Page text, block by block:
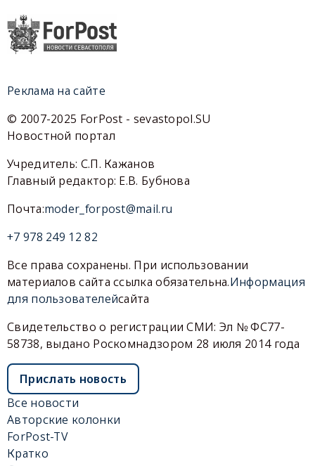
Реклама на сайте
© 2007-2025 ForPost - sevastopol.SU
Новостной портал
Учредитель: С.П. Кажанов
Главный редактор: Е.В. Бубнова
Почта:moder_forpost@mail.ru
+7 978 249 12 82
Все права сохранены. При использовании
материалов сайта ссылка обязательна.Информация
для пользователейсайта
Свидетельство о регистрации СМИ: Эл № ФС77-
58738, выдано Роскомнадзором 28 июля 2014 года
Прислать новость
Все новости
Авторские колонки
ForPost-TV
Кратко